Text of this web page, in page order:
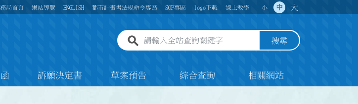
局首頁 網站導覽 ENGLISH 都市計畫書法規命令專區 SOP專區 logo下載 線上教學 小 中 大
全站查詢關鍵字欄位 搜尋
訴願決定書 草案預告 綜合查詢 相關網站